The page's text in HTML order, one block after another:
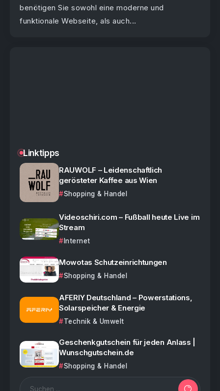
benötigen Sie sowohl eine moderne und
funktionale Webseite, als auch...
Linktipps
RAUWOLF – Leidenschaftlich
gerösteter Kaffee aus Wien
Shopping & Handel
Videoschiri.com – Fußball heute Live im
Stream
Internet
Mowotas Schutzeinrichtungen
Shopping & Handel
AFERIY Deutschland – Powerstations,
Solarspeicher & Energie
Technik & Umwelt
Geschenkgutschein für jeden Anlass |
Wunschgutschein.de
Shopping & Handel